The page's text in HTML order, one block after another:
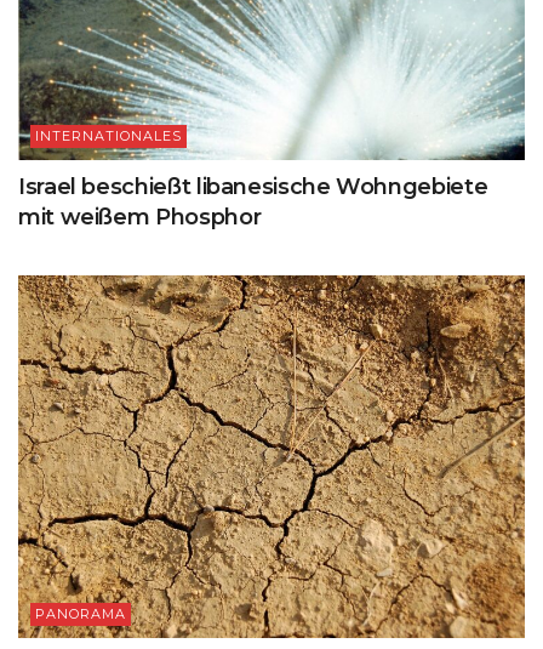
INTERNATIONALES
Israel beschießt libanesische Wohngebiete
mit weißem Phosphor
PANORAMA